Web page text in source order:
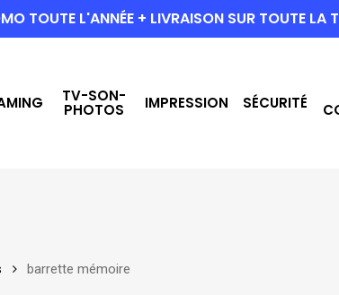
TOUTE L'ANNÉE + LIVRAISON SUR TOUTE LA
TV-SON-
PHOTOS IMPRESSION SÉCURITÉ
barrette mémoire